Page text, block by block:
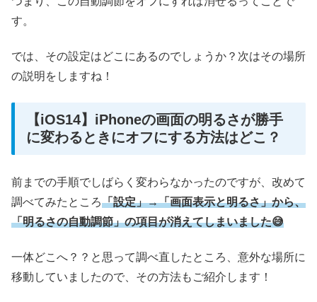
す。
では、その設定はどこにあるのでしょうか？次はその場所
の説明をしますね！
【iOS14】iPhoneの画面の明るさが勝手
に変わるときにオフにする方法はどこ？
前までの手順でしばらく変わらなかったのですが、改めて
調べてみたところ「設定」→「画面表示と明るさ」から、
「明るさの自動調節」の項目が消えてしまいました😅
一体どこへ？？と思って調べ直したところ、意外な場所に
移動していましたので、その方法もご紹介します！